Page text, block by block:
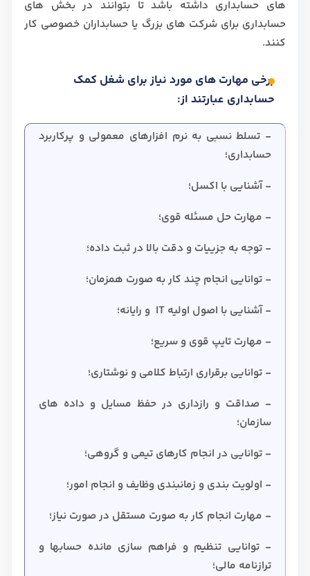
های حسابداری داشته باشد تا بتوانند در بخش های
حسابداری برای شرکت های بزرگ یا حسابداران خصوصی کار
کنند.
برخی مهارت های مورد نیاز برای شغل کمک
حسابداری عبارتند از:
- تسلط نسبی به نرم افزارهای معمولی و پرکاربرد
حسابداری؛
- آشنایی با اکسل؛
- مهارت حل مسئله قوی؛
- توجه به جزییات و دقت بالا در ثبت داده؛
- توانایی انجام چند کار به صورت همزمان؛
- آشنایی با اصول اولیه IT و رایانه؛
- مهارت تایپ قوی و سریع؛
- توانایی برقراری ارتباط کلامی و نوشتاری؛
- صداقت و رازداری در حفظ مسایل و داده های
سازمان؛
- توانایی در انجام کارهای تیمی و گروهی؛
- اولویت بندی و زمانبندی وظایف و انجام امور؛
- مهارت انجام کار به صورت مستقل در صورت نیاز؛
- توانایی تنظیم و فراهم سازی مانده حسابها و
ترازنامه مالی؛